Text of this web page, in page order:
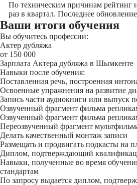
По техническим причинам рейтинг
раз в квартал. Последнее
Ваши итоги обучения
Вы обучитесь профессии:
Актер дубляжа
от 150 000
Зарплата Актера дубляжа в Шымкенте
Навыки после обучения:
Поставленная речь, построенная
Освоенные упражнения на развитие
Запись части аудиокниги или выпуск
Озвученный фрагмент фильма
Озвученный фрагмент фильма
Переозвученный фрагмент
Делать качественный монтаж записи
Размещать и продвигать подкасты на
Диплом, подтверждающий
Навыки, полученные во время
стандартам
По запросу выдается диплом,